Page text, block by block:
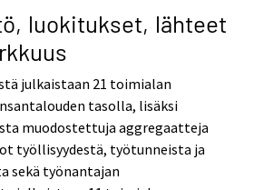
luokitukset, lähteet
julkaistaan 21 toimialan
tasolla, lisäksi
muodostettuja aggregaatteja
työllisyydestä, työtunneista ja
sekä työnantajan